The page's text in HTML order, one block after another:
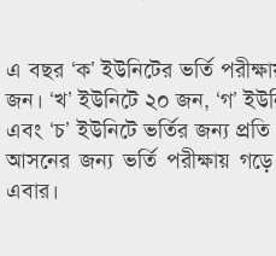
এ বছর ‘ক’ ইউনিটের ভর্তি
জন। ‘খ’ ইউনিটে ২০ জন, ‘গ’
এবং ‘চ’ ইউনিটে ভর্তির জন্য
আসনের জন্য ভর্তি পরীক্ষায় গড়ে
এবার।